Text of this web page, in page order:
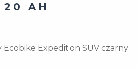
20 AH
Expedition SUV czarny